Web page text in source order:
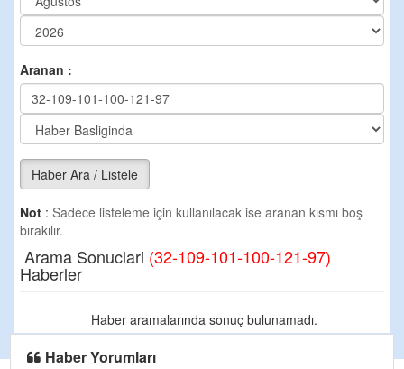
Aranan :
Haber Ara / Listele
Not : Sadece listeleme için kullanılacak ise aranan kısmı boş
bırakılır.
Arama Sonuclari (32-109-101-100-121-97)
Haberler
Haber aramalarında sonuç bulunamadı.
Haber Yorumları